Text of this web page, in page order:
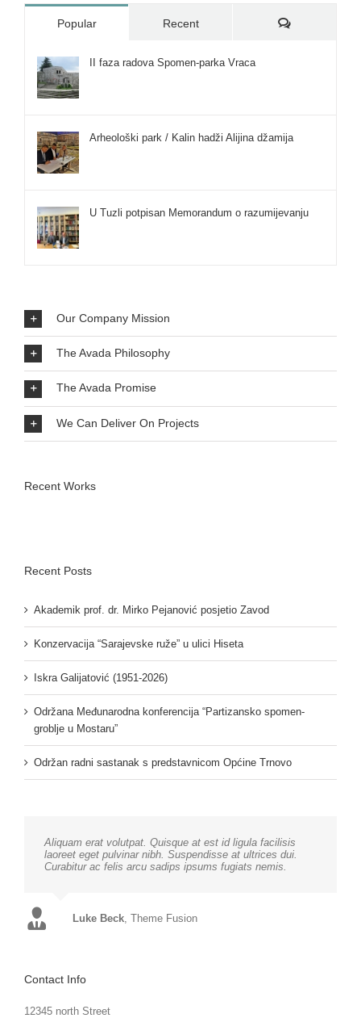
Popular Recent Comments
II faza radova Spomen-parka Vraca
Arheološki park / Kalin hadži Alijina džamija
U Tuzli potpisan Memorandum o razumijevanju
Our Company Mission
The Avada Philosophy
The Avada Promise
We Can Deliver On Projects
Recent Works
Recent Posts
Akademik prof. dr. Mirko Pejanović posjetio Zavod
Konzervacija “Sarajevske ruže” u ulici Hiseta
Iskra Galijatović (1951-2026)
Održana Međunarodna konferencija “Partizansko spomen-
groblje u Mostaru”
Održan radni sastanak s predstavnicom Općine Trnovo
Aliquam erat volutpat. Quisque at est id ligula facilisis
laoreet eget pulvinar nibh. Suspendisse at ultrices dui.
Curabitur ac felis arcu sadips ipsums fugiats nemis.
Luke Beck, Theme Fusion
Contact Info
12345 north Street